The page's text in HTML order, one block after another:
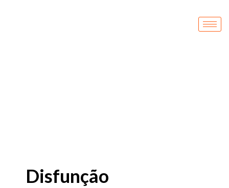
Disfunção